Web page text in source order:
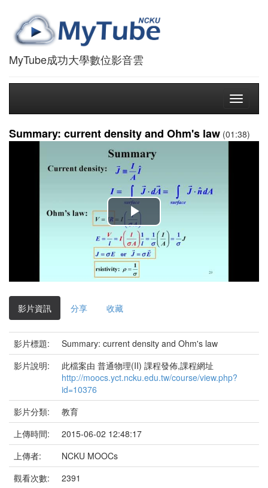
MyTube成功大學數位影音雲
Toggle
Summary: current density and Ohm's law (01:38)
播
放
影
影片資訊 分享 收藏
影片標題:
Summary: current density and Ohm's law
影片說明:
此檔案由 普通物理(II) 課程發佈,課程網址
http://moocs.yct.ncku.edu.tw/course/view.php?
id=10376
影片分類:
教育
上傳時間:
2015-06-02 12:48:17
上傳者:
NCKU MOOCs
觀看次數:
2391